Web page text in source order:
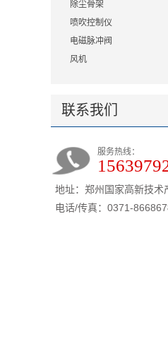
除尘骨架
喷吹控制仪
电磁脉冲阀
风机
联系我们
服务热线：
地址：郑州国家高新技术
电话/传真：0371-